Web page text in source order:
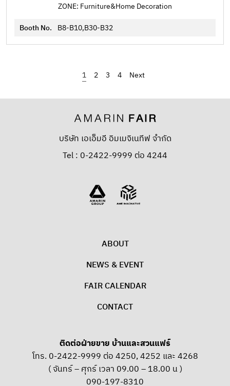
ZONE: Furniture&Home Decoration
Booth No. B8-B10,B30-B32
1 2 3 4
บริษัท เอเอ็มอี อิมเมจิเนทีฟ จำกัด
Tel : 0-2422-9999 ต่อ 4244
ABOUT
NEWS & EVENT
FAIR CALENDAR
CONTACT
ติดต่อฝ่ายขาย บ้านและสวนแฟร์
โทร. 0-2422-9999 ต่อ 4250, 4252 และ 4268
( จันทร์ – ศุกร์ เวลา 09.00 – 18.00 น )
090-197-8310